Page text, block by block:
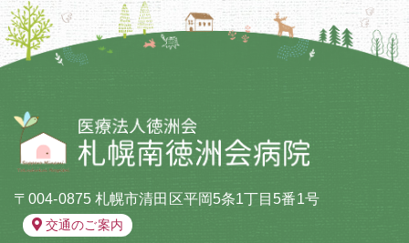
〒004-0875 札幌市清田区平岡5条1丁目5番1号
交通のご案内